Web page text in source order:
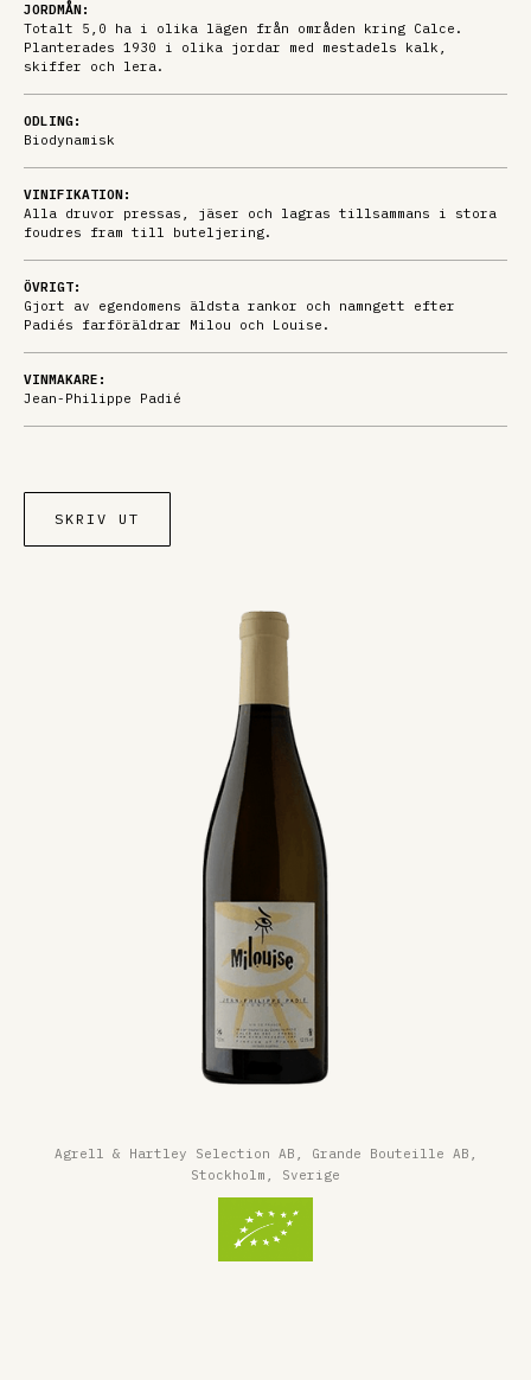
JORDMÅN:
Totalt 5,0 ha i olika lägen från områden kring Calce.
Planterades 1930 i olika jordar med mestadels kalk,
skiffer och lera.
ODLING:
Biodynamisk
VINIFIKATION:
Alla druvor pressas, jäser och lagras tillsammans i stora
foudres fram till buteljering.
ÖVRIGT:
Gjort av egendomens äldsta rankor och namngett efter
Padiés farföräldrar Milou och Louise.
VINMAKARE:
Jean-Philippe Padié
SKRIV UT
Agrell & Hartley Selection AB, Grande Bouteille AB,
Stockholm, Sverige